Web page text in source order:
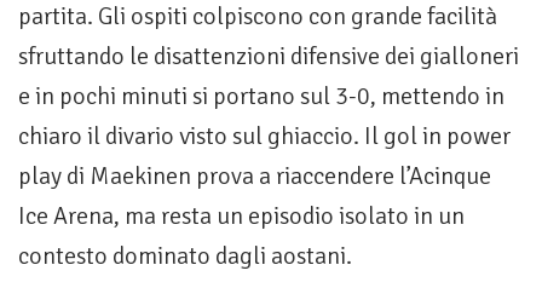
partita. Gli ospiti colpiscono con grande facilità
sfruttando le disattenzioni difensive dei gialloneri
e in pochi minuti si portano sul 3-0, mettendo in
chiaro il divario visto sul ghiaccio. Il gol in power
play di Maekinen prova a riaccendere l’Acinque
Ice Arena, ma resta un episodio isolato in un
contesto dominato dagli aostani.